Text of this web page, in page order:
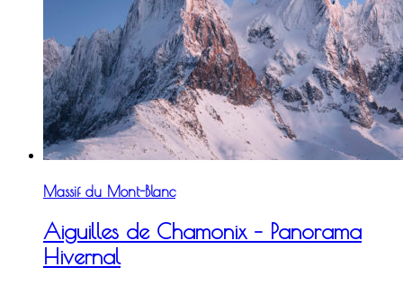
Massif du Mont-Blanc
Aiguilles de Chamonix – Panorama
Hivernal